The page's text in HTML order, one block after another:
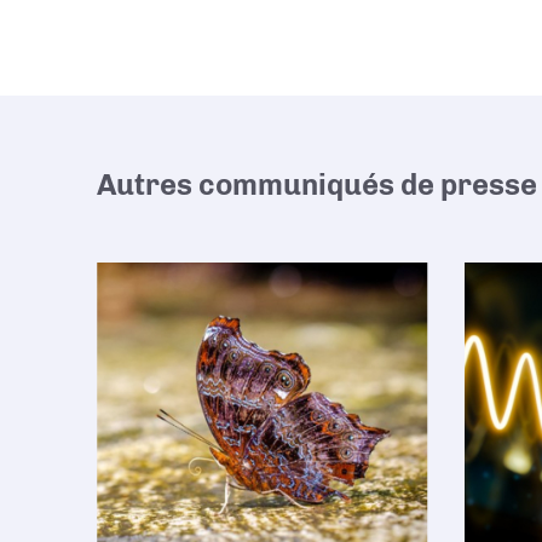
Autres communiqués de presse